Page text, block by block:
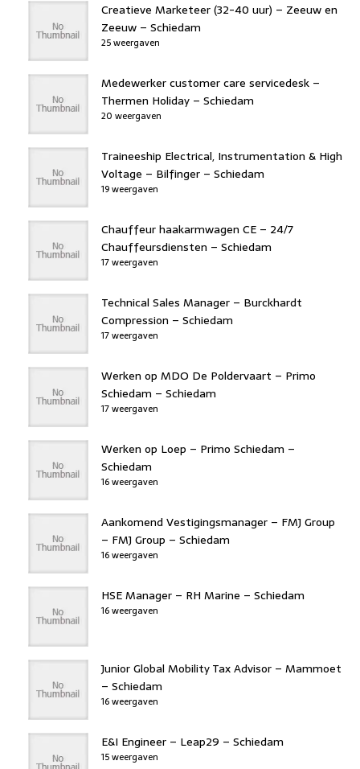
Creatieve Marketeer (32-40 uur) – Zeeuw en
Zeeuw – Schiedam
25 weergaven
Medewerker customer care servicedesk –
Thermen Holiday – Schiedam
20 weergaven
Traineeship Electrical, Instrumentation & High
Voltage – Bilfinger – Schiedam
19 weergaven
Chauffeur haakarmwagen CE – 24/7
Chauffeursdiensten – Schiedam
17 weergaven
Technical Sales Manager – Burckhardt
Compression – Schiedam
17 weergaven
Werken op MDO De Poldervaart – Primo
Schiedam – Schiedam
17 weergaven
Werken op Loep – Primo Schiedam –
Schiedam
16 weergaven
Aankomend Vestigingsmanager – FMJ Group
– FMJ Group – Schiedam
16 weergaven
HSE Manager – RH Marine – Schiedam
16 weergaven
Junior Global Mobility Tax Advisor – Mammoet
– Schiedam
16 weergaven
E&I Engineer – Leap29 – Schiedam
15 weergaven